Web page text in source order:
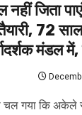
जिता
72
मंडल
गया कि अकेले